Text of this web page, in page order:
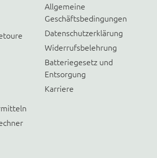
Allgemeine
Geschäftsbedingungen
Datenschutzerklärung
Widerrufsbelehrung
Batteriegesetz und
Entsorgung
Karriere